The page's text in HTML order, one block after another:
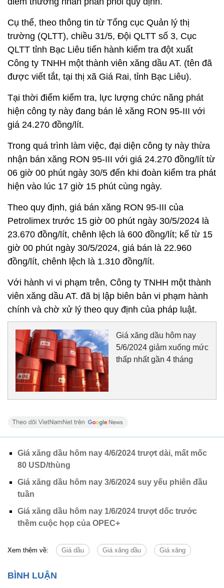
Cụ thể, theo thông tin từ Tổng cục Quản lý thị
trường (QLTT), chiều 31/5, Đội QLTT số 3, Cục
QLTT tỉnh Bạc Liêu tiến hành kiểm tra đột xuất
Công ty TNHH một thành viên xăng dầu AT. (tên đã
được viết tắt, tại thị xã Giá Rai, tỉnh Bạc Liêu).
Tại thời điểm kiểm tra, lực lượng chức năng phát
hiện công ty này đang bán lẻ xăng RON 95-III với
giá 24.270 đồng/lít.
Trong quá trình làm việc, đại diện công ty này thừa
nhận bán xăng RON 95-III với giá 24.270 đồng/lít từ
06 giờ 00 phút ngày 30/5 đến khi đoàn kiểm tra phát
hiện vào lúc 17 giờ 15 phút cùng ngày.
Theo quy định, giá bán xăng RON 95-III của
Petrolimex trước 15 giờ 00 phút ngày 30/5/2024 là
23.670 đồng/lít, chênh lệch là 600 đồng/lít; kể từ 15
giờ 00 phút ngày 30/5/2024, giá bán là 22.960
đồng/lít, chênh lệch là 1.310 đồng/lít.
Với hành vi vi phạm trên, Công ty TNHH một thành
viên xăng dầu AT. đã bị lập biên bản vi phạm hành
chính và chờ xử lý theo quy định của pháp luật.
Giá xăng dầu hôm nay
5/6/2024 giảm xuống mức
thấp nhất gần 4 tháng
Giá xăng dầu hôm nay 4/6/2024 trượt dài, mất mốc
80 USD/thùng
Giá xăng dầu hôm nay 3/6/2024 suy yếu phiên đầu
tuần
Giá xăng dầu hôm nay 1/6/2024 trượt dốc trước
thềm cuộc họp của OPEC+
Xem thêm về: Giá dầu Giá xăng dầu Giá xăng